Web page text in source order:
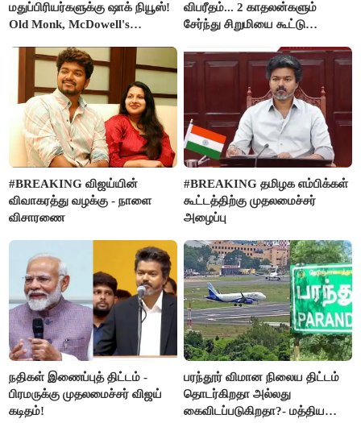
மதுப்பிரியர்களுக்கு ஷாக் நியூஸ்!
Old Monk, McDowell's
FSSAI தடை
விபரீதம்... 2 காதலன்களும்
சேர்ந்து சிறுமியை கூட்டு
செய்த கொடூரம்
#BREAKING விஜய்யின்
விவாகரத்து வழக்கு - நாளை
விசாரணை
#BREAKING தமிழக எம்பிக்கள்
கூட்டத்திற்கு முதலமைச்சர்
அழைப்பு
நதிகள் இணைப்புத் திட்டம் -
பிரமருக்கு முதலமைச்சர் விஜய்
கடிதம்!
பரந்தூர் விமான நிலைய திட்டம்
தொடர்கிறதா அல்லது
கைவிடப்படுகிறதா?- மத்திய